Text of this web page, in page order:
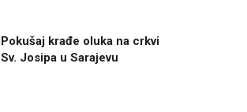
Pokušaj krađe oluka na crkvi
Sv. Josipa u Sarajevu